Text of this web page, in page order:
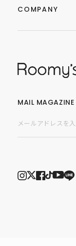
COMPANY
MAIL MAGAZINE